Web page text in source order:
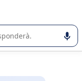
di un